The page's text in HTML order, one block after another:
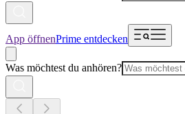
App öffnenPrime entdecken
Was möchtest du anhören?